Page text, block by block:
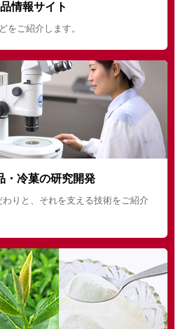
情報サイト
をご紹介します。
・冷菓の研究開発
りと、それを支える技術をご紹介